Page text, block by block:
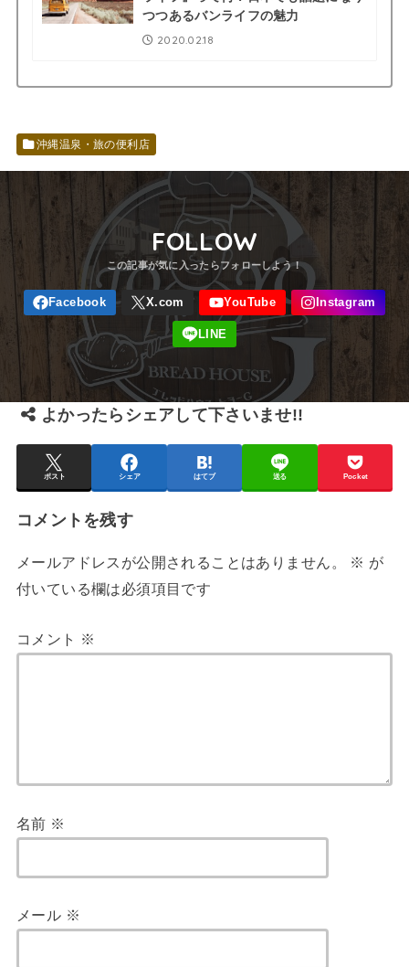
つつあるバンライフの魅力
2020.02.18
沖縄温泉・旅の便利店
FOLLOW
よかったらシェアして下さいませ!!
ポスト シェア はてブ 送る Pocket
コメントを残す
メールアドレスが公開されることはありません。 ※ が
付いている欄は必須項目です
コメント ※
名前 ※
メール ※